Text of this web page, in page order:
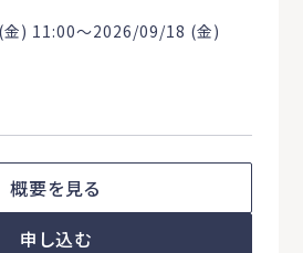
金) 11:00〜2026/09/18 (金)
概要を見る
申し込む